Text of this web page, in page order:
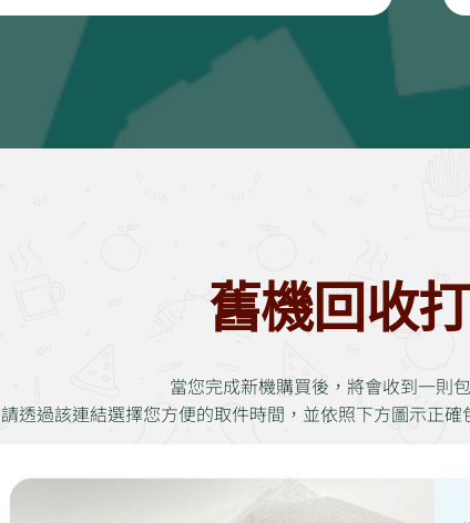
舊機回收
當您完成新機購買後，將會收到一則
請透過該連結選擇您方便的取件時間，並依照下方圖示正